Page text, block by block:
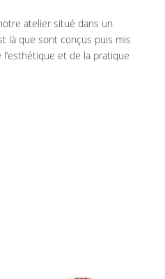
atelier situé dans un
là que sont conçus puis mis
et de la pratique